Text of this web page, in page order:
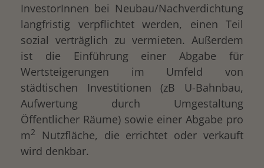
InvestorInnen bei Neubau/Nachverdichtung
langfristig verpflichtet werden, einen Teil
sozial verträglich zu vermieten. Außerdem
ist die Einführung einer Abgabe für
Wertsteigerungen im Umfeld von
städtischen Investitionen (zB U-Bahnbau,
Aufwertung durch Umgestaltung
Öffentlicher Räume) sowie einer Abgabe pro
m2
Nutzfläche, die errichtet oder verkauft
wird denkbar.